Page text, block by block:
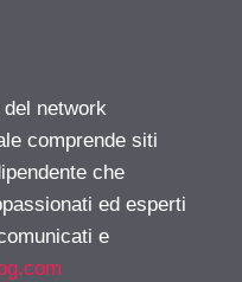
del network
comprende siti
che
ed esperti
e